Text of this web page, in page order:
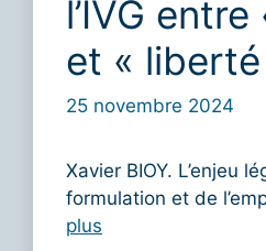
l’IVG
et « liberté
25 novembre 2024
Xavier BIOY. L’enjeu
formulation et de
plus